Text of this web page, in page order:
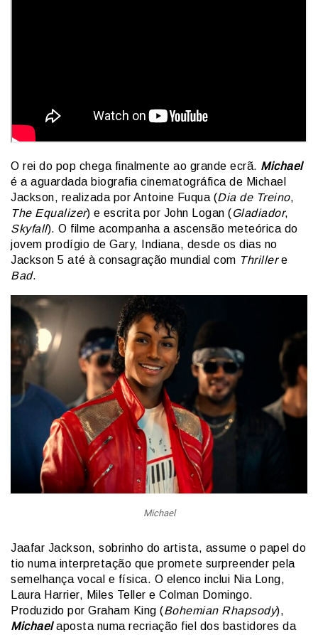
O rei do pop chega finalmente ao grande ecrã. Michael
é a aguardada biografia cinematográfica de Michael
Jackson, realizada por Antoine Fuqua (Dia de Treino,
The Equalizer) e escrita por John Logan (Gladiador,
Skyfall). O filme acompanha a ascensão meteórica do
jovem prodígio de Gary, Indiana, desde os dias no
Jackson 5 até à consagração mundial com Thrillere
Bad.
Michael
Jaafar Jackson, sobrinho do artista, assume o papel do
tio numa interpretação que promete surpreender pela
semelhança vocal e física. O elenco inclui Nia Long,
Laura Harrier, Miles Teller e Colman Domingo.
Produzido por Graham King (Bohemian Rhapsody),
Michaelaposta numa recriação fiel dos bastidores da